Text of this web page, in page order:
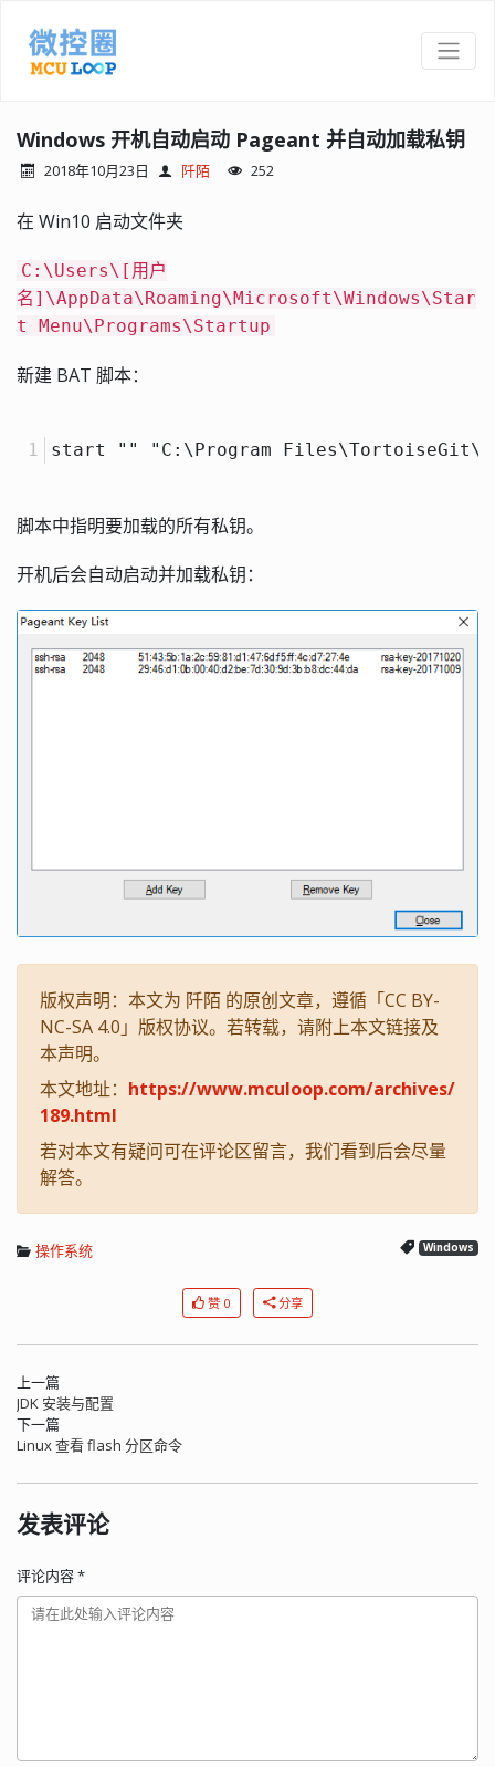
Windows 开机自动启动 Pageant 并自动加载私钥
2018年10月23日 阡陌 252
在 Win10 启动文件夹
C:\Users\[用户
名]\AppData\Roaming\Microsoft\Windows\Star
t Menu\Programs\Startup
新建 BAT 脚本：
start "" "C:\Program
脚本中指明要加载的所有私钥。
开机后会自动启动并加载私钥：
版权声明：本文为 阡陌 的原创文章，遵循「CC BY-
NC-SA 4.0」版权协议。若转载，请附上本文链接及
本声明。
本文地址： https://www.mculoop.com/archives/
189.html
若对本文有疑问可在评论区留言，我们看到后会尽量
解答。
操作系统 Windows
赞 0 分享
上一篇
JDK 安装与配置
下一篇
Linux 查看 flash 分区命令
发表评论
评论内容*